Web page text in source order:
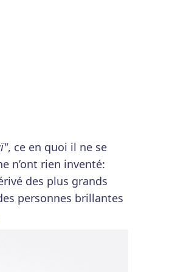
, ce en quoi il ne se
n’ont rien inventé:
des plus grands
personnes brillantes